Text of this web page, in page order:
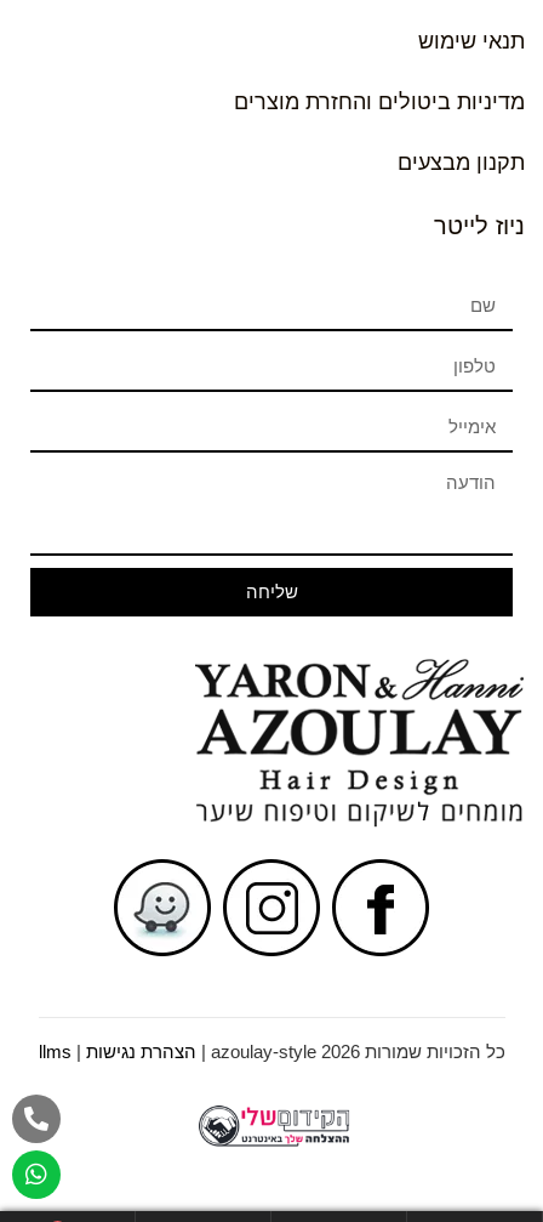
תנאי שימוש
מדיניות ביטולים והחזרת מוצרים
תקנון מבצעים
ניוז לייטר
שליחה
כל הזכויות שמורות azoulay-style 2026 | הצהרת נגישות |
llms